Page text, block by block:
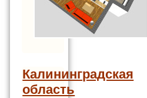
Калининградская
область